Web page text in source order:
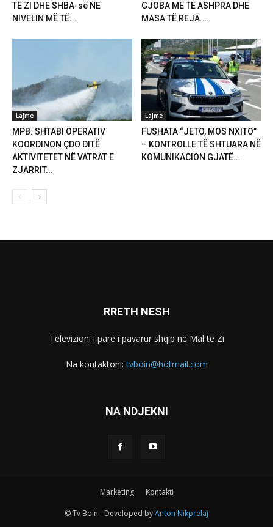
TË ZI DHE SHBA-së NË
NIVELIN MË TË...
GJOBA MË TË ASHPRA DHE
MASA TË REJA...
Lajme
MPB: SHTABI OPERATIV
KOORDINON ÇDO DITË
AKTIVITETET NË VATRAT E
ZJARRIT...
Lajme
FUSHATA “JETO, MOS NXITO”
– KONTROLLE TË SHTUARA NË
KOMUNIKACION GJATË...
RRETH NESH
Televizioni i parë i pavarur shqip në Mal të Zi
Na kontaktoni:tvboin@hotmail.com
NA NDJEKNI
Marketing Kontakti
© Tv Boin - Developed byAnton Nikprelaj